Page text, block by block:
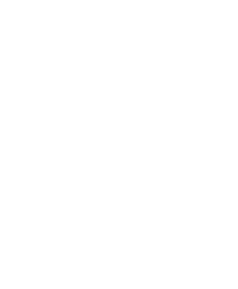
סבלני ואיכפתי!!!! לגמרי
עזרה לי להכין ספר לבן זוג שלי
ומקצועית!!! אמשיך להזמין!